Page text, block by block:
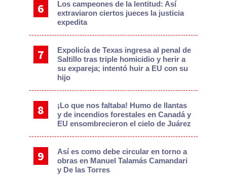
Los campeones de la lentitud: Así
extraviaron ciertos jueces la justicia
expedita
Expolicía de Texas ingresa al penal de
Saltillo tras triple homicidio y herir a
su expareja; intentó huir a EU con su
hijo
¡Lo que nos faltaba! Humo de llantas
y de incendios forestales en Canadá y
EU ensombrecieron el cielo de Juárez
Así es como debe circular en torno a
obras en Manuel Talamás Camandari
y De las Torres